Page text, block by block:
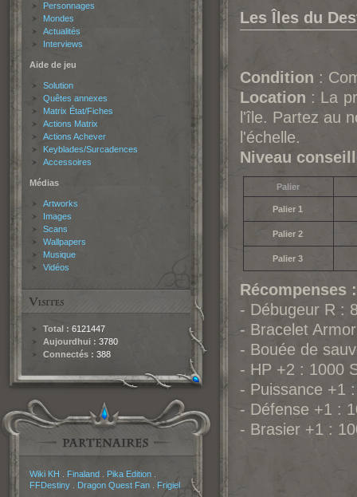
Personnages
Mondes
Actualités
Interviews
Aide de jeu
Solution
Quêtes annexes
Matrix État/Fiches
Actions Matrix
Actions Achever
Keyblades/Surcadences
Accessoires
Médias
Artworks
Images
Scans
Wallpapers
Musique
Vidéos
Total : 6121447
Aujourdhui : 3780
Connectés : 388
Wiki KH Finaland Pika Edition
FFDestiny
Dragon Quest Fan Frigiel
Les Îles du
Condition :
Location : La
l'île. Partez au
l'échelle.
Niveau
Palier
Palier 1
Palier 2
Palier 3
Récompenses :
- Débugeur R :
- Bracelet
- Bouée de
- HP +2 : 1000
- Puissance +1
- Défense +1 :
- Brasier +1 :